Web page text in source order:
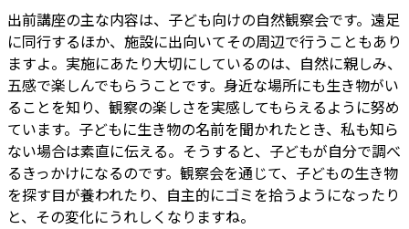
出前講座の主な内容は、子ども向けの自然観察会です。遠足
に同行するほか、施設に出向いてその周辺で行うこともあり
ますよ。実施にあたり大切にしているのは、自然に親しみ、
五感で楽しんでもらうことです。身近な場所にも生き物がい
ることを知り、観察の楽しさを実感してもらえるように努め
ています。子どもに生き物の名前を聞かれたとき、私も知ら
ない場合は素直に伝える。そうすると、子どもが自分で調べ
るきっかけになるのです。観察会を通じて、子どもの生き物
を探す目が養われたり、自主的にゴミを拾うようになったり
と、その変化にうれしくなりますね。